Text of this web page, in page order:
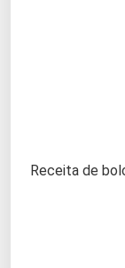
Receita de